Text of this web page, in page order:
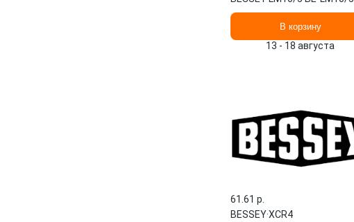
В корзину
13 - 18 августа
61.61 p.
BESSEY·XCR4